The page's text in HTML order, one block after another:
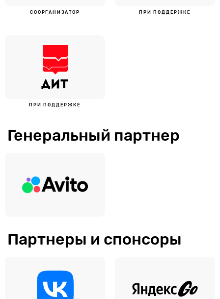
СООРГАНИЗАТОР ПРИ ПОДДЕРЖКЕ
ПРИ ПОДДЕРЖКЕ
Генеральный партнер
Партнеры и спонсоры